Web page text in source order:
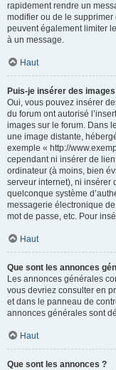
rapidement rendre un
modifier ou de le
peuvent également limiter
à un message.
Haut
Puis-je insérer des
Oui, vous pouvez insérer
du forum ont autorisé
images sur le forum. Dans
une image distante,
exemple « http://
cependant ni insérer de
ordinateur (à moins, bien
serveur internet), ni insérer
quelconque système
messagerie électronique
mot de passe, etc. Pour
Haut
Que sont les annonces
Les annonces générales
vous devriez consulter en
et dans le panneau de
annonces générales sont
Haut
Que sont les annonces ?